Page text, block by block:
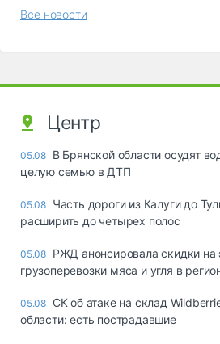
Все новости
Центр
05.08 В Брянской области осудят
целую семью в ДТП
05.08 Часть дороги из Калуги до
расширить до четырех полос
05.08 РЖД анонсировала скидки на
грузоперевозки мяса и угля в
05.08 СК об атаке на склад
области: есть пострадавшие